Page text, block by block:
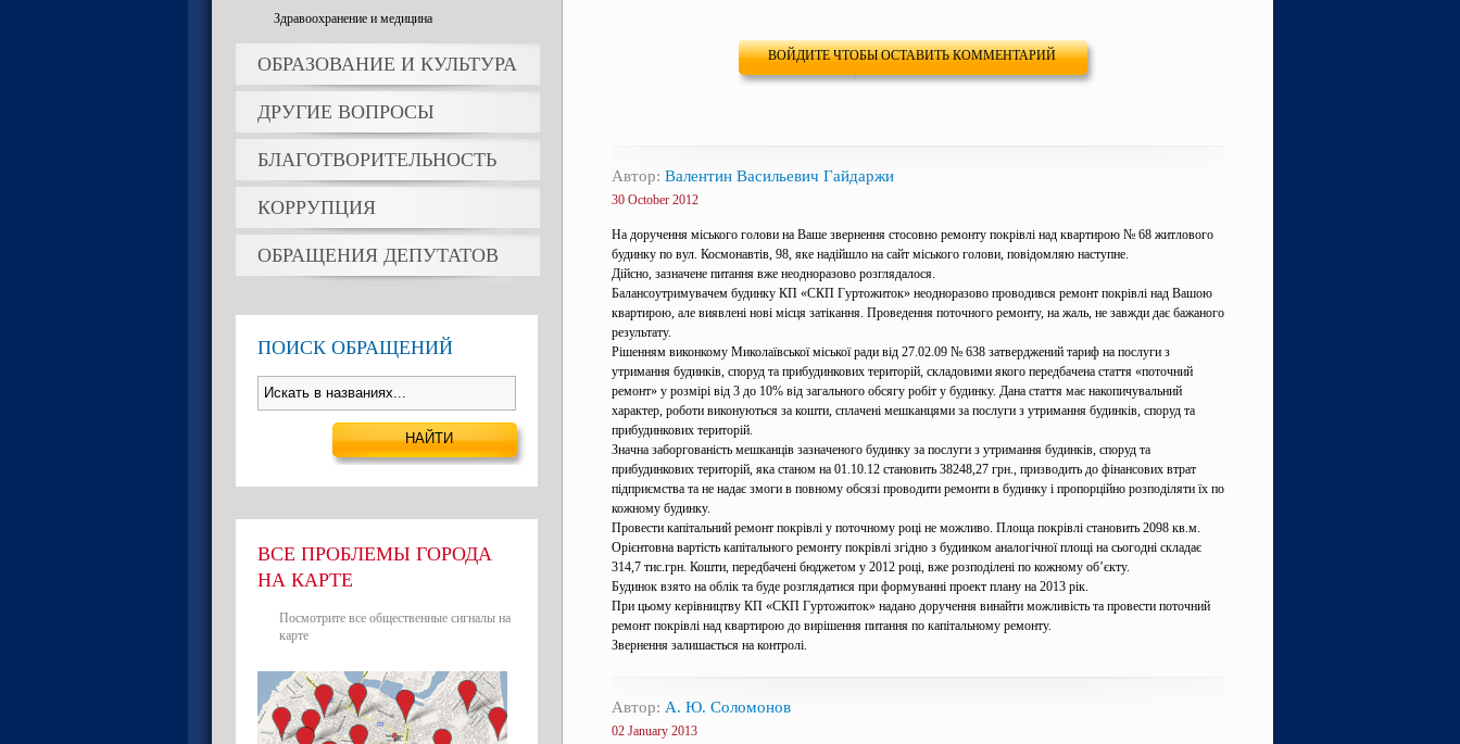
Здравоохранение и медицина
ОБРАЗОВАНИЕ И КУЛЬТУРА
ДРУГИЕ ВОПРОСЫ
БЛАГОТВОРИТЕЛЬНОСТЬ
КОРРУПЦИЯ
ОБРАЩЕНИЯ ДЕПУТАТОВ
ПОИСК ОБРАЩЕНИЙ
ВСЕ ПРОБЛЕМЫ ГОРОДА
НА КАРТЕ
Посмотрите все общественные сигналы на
карте
ВОЙДИТЕ ЧТОБЫ ОСТАВИТЬ КОММЕНТАРИЙ
Автор: Валентин Васильевич Гайдаржи
30 October 2012
На доручення міського голови на Ваше звернення стосовно ремонту покрівлі над квартирою № 68 житлового
будинку по вул. Космонавтів, 98, яке надійшло на сайт міського голови, повідомляю наступне.
Дійсно, зазначене питання вже неодноразово розглядалося.
Балансоутримувачем будинку КП «СКП Гуртожиток» неодноразово проводився ремонт покрівлі над Вашою
квартирою, але виявлені нові місця затікання. Проведення поточного ремонту, на жаль, не завжди дає бажаного
результату.
Рішенням виконкому Миколаївської міської ради від 27.02.09 № 638 затверджений тариф на послуги з
утримання будинків, споруд та прибудинкових територій, складовими якого передбачена стаття «поточний
ремонт» у розмірі від 3 до 10% від загального обсягу робіт у будинку. Дана стаття має накопичувальний
характер, роботи виконуються за кошти, сплачені мешканцями за послуги з утримання будинків, споруд та
прибудинкових територій.
Значна заборгованість мешканців зазначеного будинку за послуги з утримання будинків, споруд та
прибудинкових територій, яка станом на 01.10.12 становить 38248,27 грн., призводить до фінансових втрат
підприємства та не надає змоги в повному обсязі проводити ремонти в будинку і пропорційно розподіляти їх по
кожному будинку.
Провести капітальний ремонт покрівлі у поточному році не можливо. Площа покрівлі становить 2098 кв.м.
Орієнтовна вартість капітального ремонту покрівлі згідно з будинком аналогічної площі на сьогодні складає
314,7 тис.грн. Кошти, передбачені бюджетом у 2012 році, вже розподілені по кожному об’єкту.
Будинок взято на облік та буде розглядатися при формуванні проект плану на 2013 рік.
При цьому керівництву КП «СКП Гуртожиток» надано доручення винайти можливість та провести поточний
ремонт покрівлі над квартирою до вирішення питання по капітальному ремонту.
Звернення залишається на контролі.
Автор: А. Ю. Соломонов
02 January 2013